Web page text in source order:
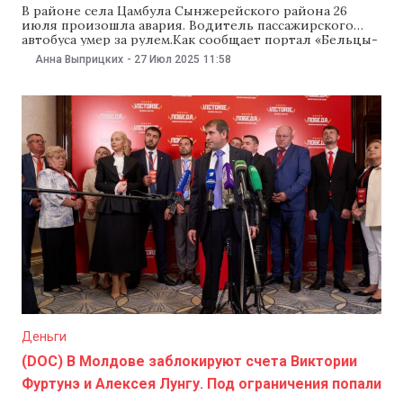
В районе села Цамбула Сынжерейского района 26
июля произошла авария. Водитель пассажирского
автобуса умер за рулем.Как сообщает портал «Бельцы-
онлайн», автобус следовал из Бельц в Сынжерей.
Водителю стало плохо, он потерял контроль над
остановилось сердце. Сообщается, что в автобусе не
было пассажиров.
Анна Выприцких - 27 Июл 2025 11:58
Деньги
(DOC) В Молдове заблокируют счета Виктории
Фуртунэ и Алексея Лунгу. Под ограничения попали